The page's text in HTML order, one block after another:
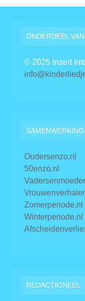
ONDERDEEL VAN
© 2025 Insert
Oudersenzo.nl
50enzo.nl
Zomerperiode.nl
Winterperiode.nl
REDACTIONEEL